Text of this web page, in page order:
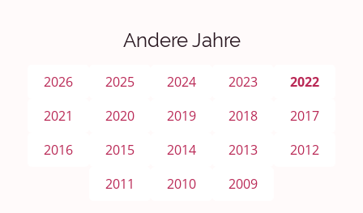
Andere Jahre
2026 2025 2024 2023
2022
2021
2020 2019 2018
2017
2016
2015 2014 2013
2012
2011
2010 2009